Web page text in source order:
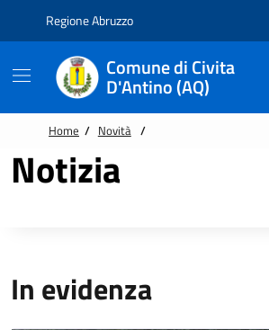
Regione Abruzzo
Comune di Civita
D'Antino (AQ)
Home / Novità /
Notizia
In evidenza